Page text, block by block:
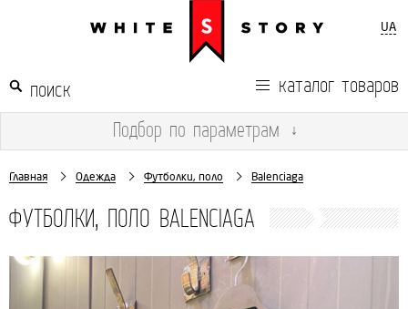
UA
каталог товаров
Подбор по параметрам ↓
Главная Одежда Футболки, поло Balenciaga
ФУТБОЛКИ, ПОЛО BALENCIAGA